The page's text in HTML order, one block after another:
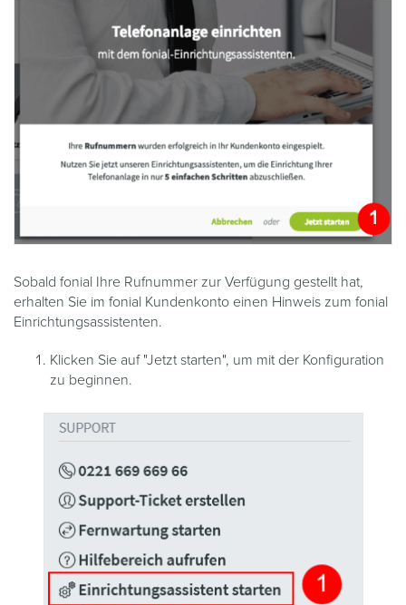
Sobald fonial Ihre Rufnummer zur Verfügung gestellt hat,
erhalten Sie im fonial Kundenkonto einen Hinweis zum fonial
Einrichtungsassistenten.
Klicken Sie auf "Jetzt starten", um mit der Konfiguration
zu beginnen.